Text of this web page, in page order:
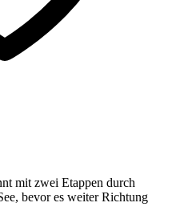
mit zwei Etappen durch
bevor es weiter Richtung